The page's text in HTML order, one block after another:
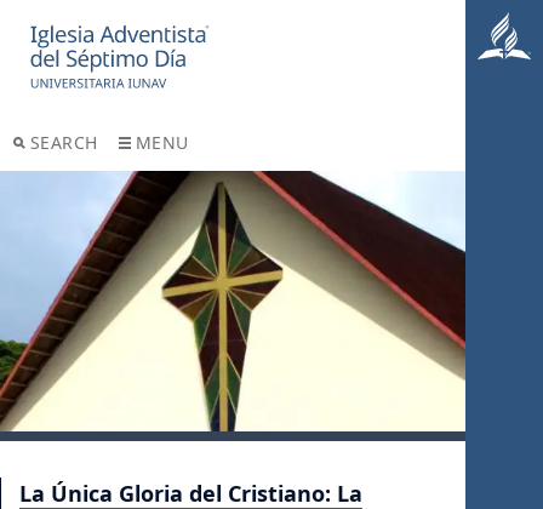
SEARCH MENU
La Única Gloria del Cristiano: La